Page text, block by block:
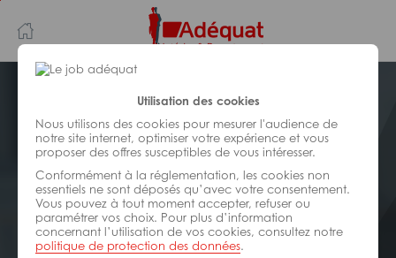
Utilisation des cookies
Nous utilisons des cookies pour mesurer l'audience de
notre site internet, optimiser votre expérience et vous
proposer des offres susceptibles de vous intéresser.
Conformément à la réglementation, les cookies non
essentiels ne sont déposés qu’avec votre consentement.
Vous pouvez à tout moment accepter, refuser ou
paramétrer vos choix. Pour plus d’information
concernant l’utilisation de vos cookies, consultez notre
politique de protection des données.
au
contenu
principal
navigation
ADMINISTRATIF/ACCUEIL/SECRÉTARIAT/
ASSISTANAT
Réf : 0DB-324163
Agent d’exploitation
CDI Limoges